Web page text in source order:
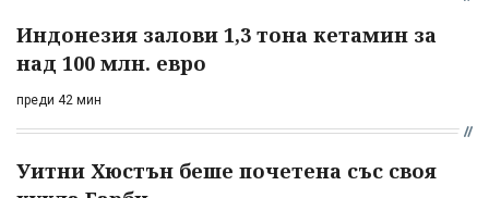
Индонезия залови 1,3 тона кетамин за
над 100 млн. евро
преди 42 мин
Уитни Хюстън беше почетена със своя